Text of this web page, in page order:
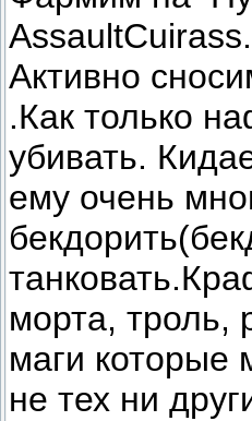
AssaultCuirass.
Активно
.Как только
убивать.
ему очень
морта, троль,
маги которые
не тех ни